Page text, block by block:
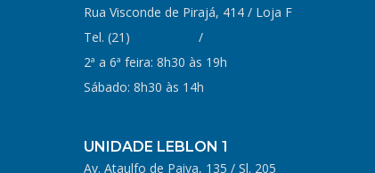
Rua Visconde de Pirajá, 414 / Loja F
Tel. (21)
/
2ª a 6ª feira: 8h30 às 19h
Sábado: 8h30 às 14h
UNIDADE LEBLON 1
Av. Ataulfo de Paiva, 135 / Sl. 205